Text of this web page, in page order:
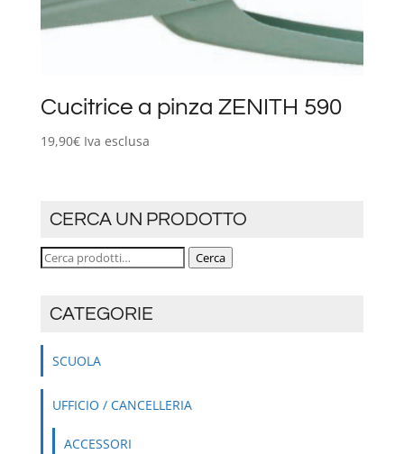
Cucitrice a pinza ZENITH 590
19,90€ Iva esclusa
CERCA UN PRODOTTO
Cerca: Cerca
CATEGORIE
SCUOLA
UFFICIO / CANCELLERIA
ACCESSORI